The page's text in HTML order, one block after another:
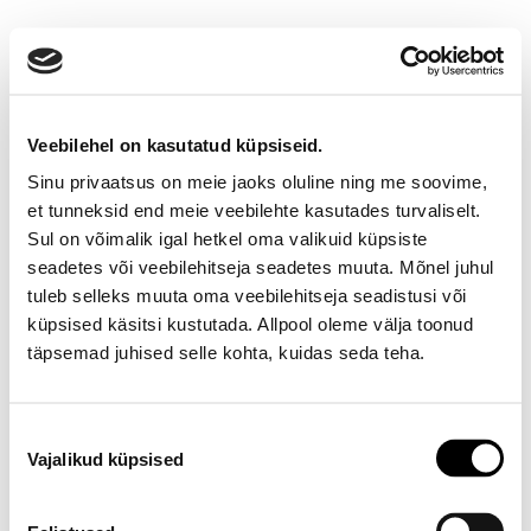
Veebilehel on kasutatud küpsiseid.
Sinu privaatsus on meie jaoks oluline ning me soovime,
et tunneksid end meie veebilehte kasutades turvaliselt.
Sul on võimalik igal hetkel oma valikuid küpsiste
seadetes või veebilehitseja seadetes muuta. Mõnel juhul
tuleb selleks muuta oma veebilehitseja seadistusi või
küpsised käsitsi kustutada. Allpool oleme välja toonud
täpsemad juhised selle kohta, kuidas seda teha.
valik
Vajalikud küpsised
Ootamatu viga!
Proovi varsti uuesti
Telefon E-R 9-17 6673334